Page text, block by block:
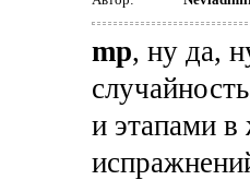
mp, ну да,
и этапами